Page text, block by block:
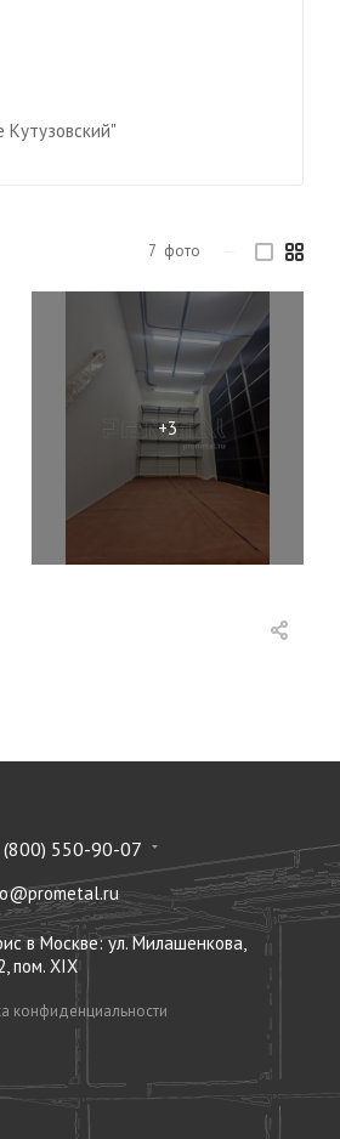
7 фото
(800) 550-90-07
в Москве: ул. Милашенкова,
пом. XIX
конфиденциальности